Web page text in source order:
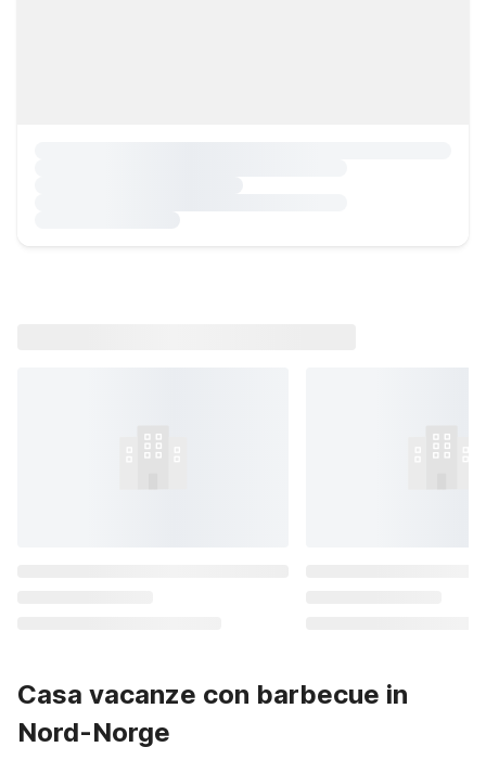
Casa vacanze con barbecue in
Nord-Norge